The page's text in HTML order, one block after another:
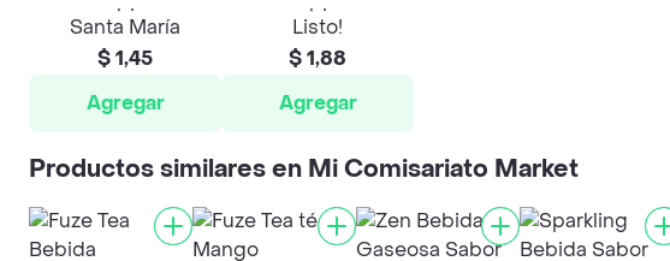
Santa María
$ 1,45
Agregar
Listo!
$ 1,88
Agregar
Productos similares en Mi Comisariato Market